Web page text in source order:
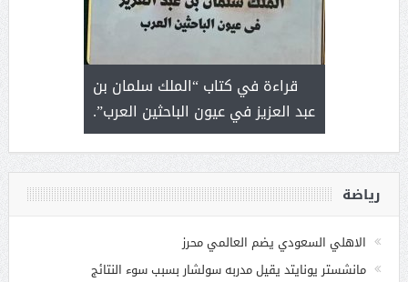
قراءة في كتاب “الملك سلمان بن
عبد العزيز في عيون الباحثين العرب”.
لايعرف
رياضة
الاهلي السعودي يضم العالمي محرز
مانشستر يونايتد يقيل مدربه سولشار بسبب سوء النتائج